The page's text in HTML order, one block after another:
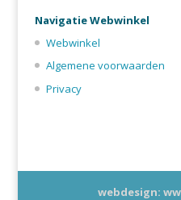
Navigatie Webwinkel
Webwinkel
Algemene voorwaarden
Privacy
webdesign: